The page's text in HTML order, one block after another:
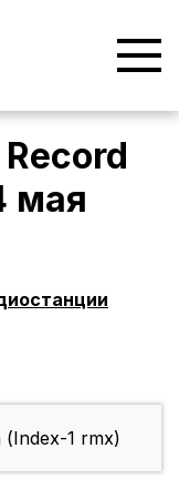
мая
1 rmx)